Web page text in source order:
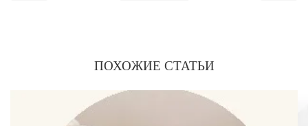
ПОХОЖИЕ СТАТЬИ